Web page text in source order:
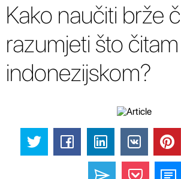
Kako naučiti brže
razumjeti što
indonezijskom?